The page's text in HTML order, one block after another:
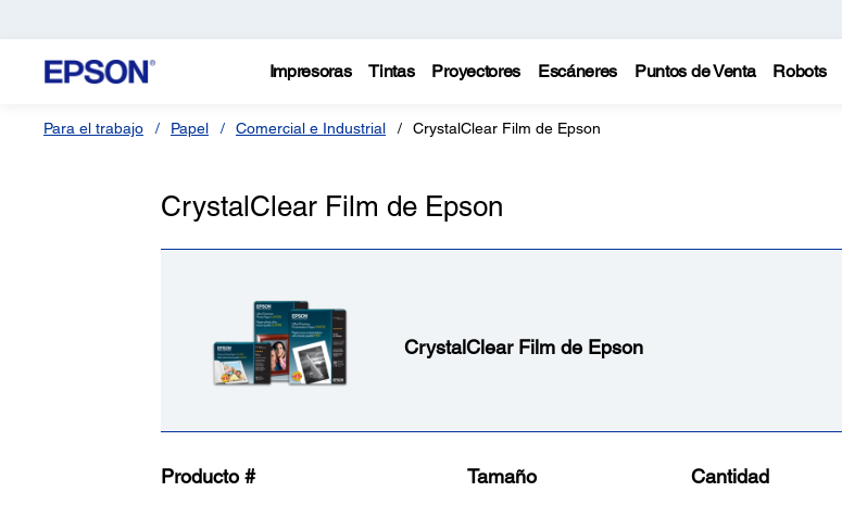
Impresoras Tintas Proyectores Escáneres Puntos de Venta Robots
Para el trabajo Papel Comercial e Industrial CrystalClear Film de Epson
CrystalClear Film de Epson
CrystalClear Film de Epson
Producto # Tamaño Cantidad